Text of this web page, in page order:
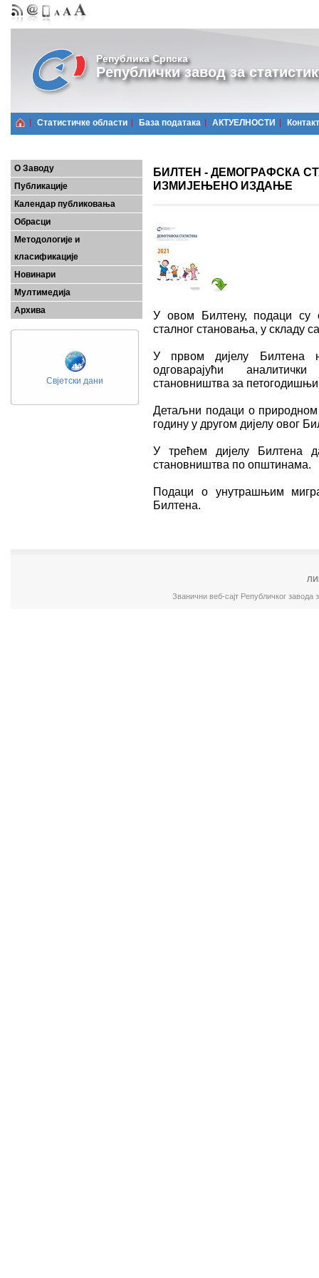
Република Српска
Републички завод за
Статистичке области Базa података АКТУЕЛНОСТИ Контакт
О Заводу
Публикације
Календар публиковања
Обрасци
Методологије и
класификације
Новинари
Мултимедија
Архива
Свјетски дани
БИЛТЕН - ДЕМОГРАФСКА
ИЗМИЈЕЊЕНО ИЗДАЊЕ
У овом Билтену, подаци су
сталног становања, у складу
У првом дијелу Билтена
одговарајући
становништва за
Детаљни подаци о природном
годину у другом дијелу овог
У трећем дијелу Билтена
становништва по општинама.
Подаци о унутрашњим
Билтена.
Званични веб-сајт Републичког